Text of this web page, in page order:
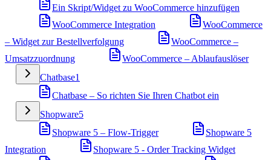
Ein Skript/Widget zu WooCommerce hinzufügen
WooCommerce Integration
WooCommerce
– Widget zur Bestellverfolgung
WooCommerce –
Umsatzzuordnung
WooCommerce – Ablaufauslöser
Chatbase1
Chatbase – So richten Sie Ihren Chatbot ein
Shopware5
Shopware 5 – Flow-Trigger
Shopware 5
Integration
Shopware 5 - Order Tracking Widget